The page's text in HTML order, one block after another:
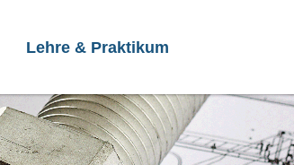
Lehre & Praktikum